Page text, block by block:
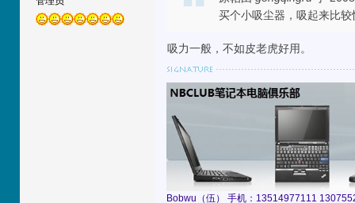
买个小吸尘器，吸起来比较
吸力一般，不如皮老虎好用。
Bobwu（伍） 手机：13514977111